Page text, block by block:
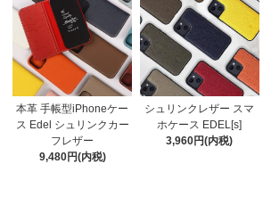
本革 手帳型iPhoneケー
ス Edel シュリンクカー
フレザー
9,480円(内税)
シュリンクレザー スマ
ホケース EDEL[s]
3,960円(内税)